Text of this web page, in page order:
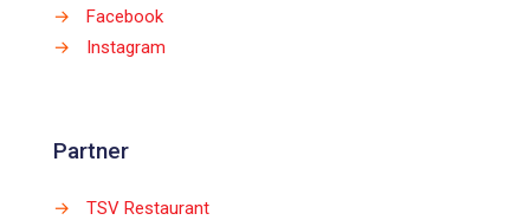
→
Facebook
→
Instagram
Partner
→ TSV Restaurant